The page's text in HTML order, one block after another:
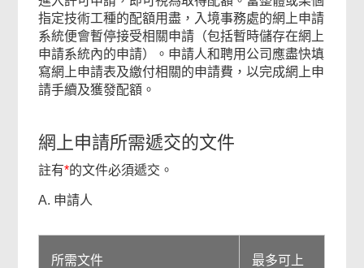
指定技術工種的配額用盡，入境事務處的網上申請
系統便會暫停接受相關申請（包括暫時儲存在網上
申請系統內的申請）。申請人和聘用公司應盡快填
寫網上申請表及繳付相關的申請費，以完成網上申
請手續及獲發配額。
網上申請所需遞交的文件
註有*的文件必須遞交。
A. 申請人
所需文件
最多可上